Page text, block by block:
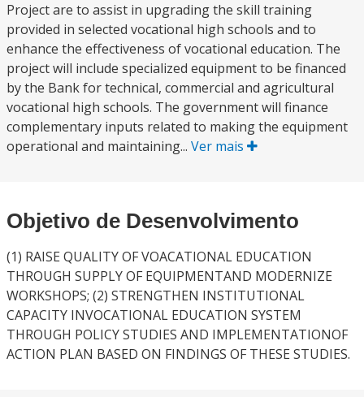
Project are to assist in upgrading the skill training
provided in selected vocational high schools and to
enhance the effectiveness of vocational education. The
project will include specialized equipment to be financed
by the Bank for technical, commercial and agricultural
vocational high schools. The government will finance
complementary inputs related to making the equipment
operational and maintaining... Ver mais
Objetivo de Desenvolvimento
(1) RAISE QUALITY OF VOACATIONAL EDUCATION
THROUGH SUPPLY OF EQUIPMENTAND MODERNIZE
WORKSHOPS; (2) STRENGTHEN INSTITUTIONAL
CAPACITY INVOCATIONAL EDUCATION SYSTEM
THROUGH POLICY STUDIES AND IMPLEMENTATIONOF
ACTION PLAN BASED ON FINDINGS OF THESE STUDIES.